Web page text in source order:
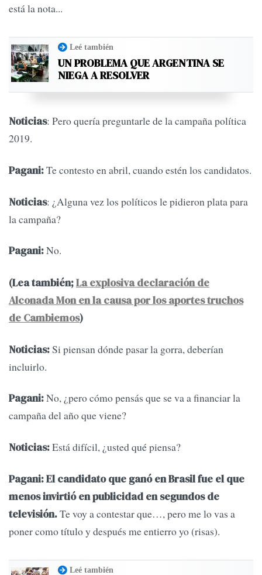
está la nota...
Leé también
UN PROBLEMA QUE ARGENTINA SE
NIEGA A RESOLVER
Noticias: Pero quería preguntarle de la campaña política
2019.
Pagani:Te contesto en abril, cuando estén los candidatos.
Noticias: ¿Alguna vez los políticos le pidieron plata para
la campaña?
Pagani:No.
(Lea también;La explosiva declaración de
Alconada Mon en la causa por los aportes truchos
de Cambiemos)
Noticias:Si piensan dónde pasar la gorra, deberían
incluirlo.
Pagani:No, ¿pero cómo pensás que se va a financiar la
campaña del año que viene?
Noticias:Está difícil, ¿usted qué piensa?
Pagani:El candidato que ganó en Brasil fue el que
menos invirtió en publicidad en segundos de
televisión.Te voy a contestar que…, pero me lo vas a
poner como título y después me entierro yo (risas).
Leé también